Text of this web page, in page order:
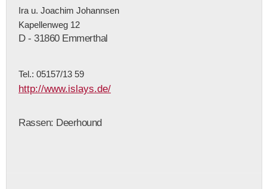
Ira u. Joachim Johannsen
Kapellenweg 12
D - 31860 Emmerthal
Tel.: 05157/13 59
http://www.islays.de/
Rassen: Deerhound